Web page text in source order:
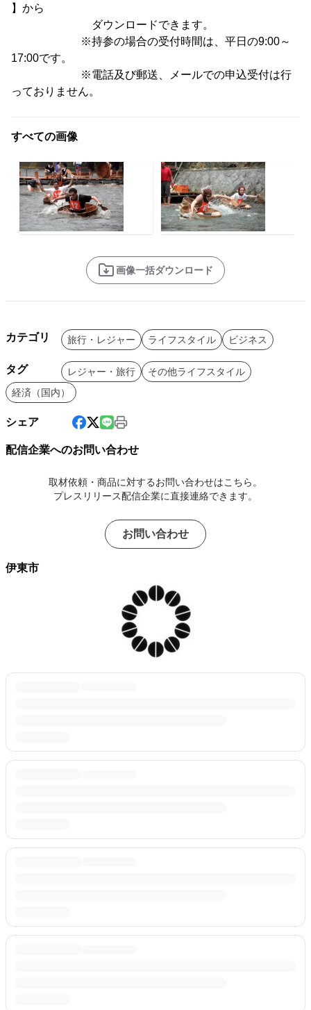
】から
ダウンロードできます。
※持参の場合の受付時間は、平日の9:00～
17:00です。
※電話及び郵送、メールでの申込受付は行
っておりません。
すべての画像
画像一括ダウンロード
カテゴリ 旅行・レジャー ライフスタイル ビジネス
タグ レジャー・旅行
その他ライフスタイル
経済（国内）
シェア
配信企業へのお問い合わせ
取材依頼・商品に対するお問い合わせはこちら。
プレスリリース配信企業に直接連絡できます。
お問い合わせ
伊東市